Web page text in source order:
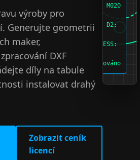
výroby pro
Generujte geometrii
maker,
DXF
díly na tabule
instalovat drahý
Zobrazit ceník
licencí
makra: M020
200mm, D2:
> SUCCESS:
Exportováno